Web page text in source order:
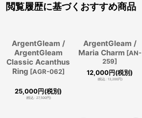
閲覧履歴に基づくおすすめ商品
ArgentGleam /
ArgentGleam
Classic Acanthus
Ring [AGR-062]
25,000円(税別)
(税込: 27,500円)
ArgentGleam /
Maria Charm [AN-
259]
12,000円(税別)
(税込: 13,200円)